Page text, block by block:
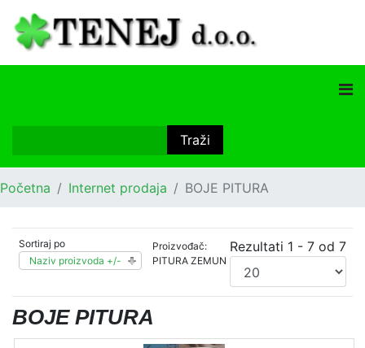
Početna Internet prodaja BOJE PITURA
Sortiraj po
Naziv proizvoda +/-
Proizvođač:
PITURA ZEMUN
Rezultati 1 - 7 od 7
BOJE PITURA